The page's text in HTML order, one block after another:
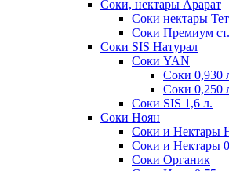
Соки, нектары Арарат
Соки нектары
Соки Премиум
Соки SIS Натурал
Соки YAN
Соки 0,930
Соки 0,250
Соки SIS 1,6 л.
Соки Ноян
Соки и Нектары
Соки и Нектары
Соки Органик